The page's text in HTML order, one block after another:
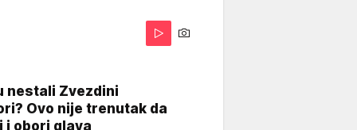
nestali Zvezdini
Ovo nije trenutak da
i obori glava